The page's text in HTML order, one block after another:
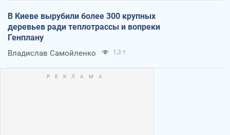
В Киеве вырубили более 300 крупных
деревьев ради теплотрассы и вопреки
Генплану
Владислав Самойленко 1,3 т.